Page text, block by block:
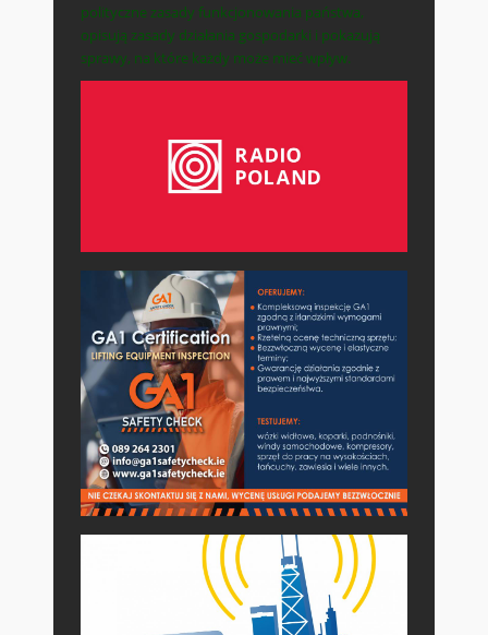
polityczne zasady funkcjonowania państwa,
opisują zasady działania gospodarki i pokazują
sprawy, na które każdy może mieć wpływ.